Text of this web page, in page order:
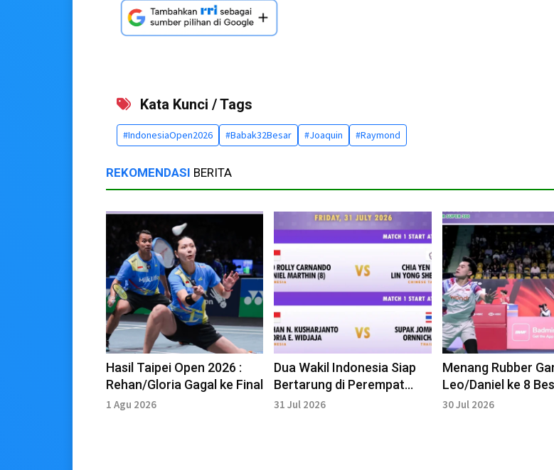
Kata Kunci / Tags
#IndonesiaOpen2026 #Babak32Besar #Joaquin #Raymond
REKOMENDASI BERITA
Hasil Taipei Open 2026 :
Rehan/Gloria Gagal ke Final
1 Agu 2026
Dua Wakil Indonesia Siap
Bertarung di Perempat
Final Taipei Open 2026
31 Jul 2026
Menang Rubber
Leo/Daniel ke 8
Taipei Open 2026
30 Jul 2026